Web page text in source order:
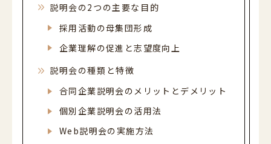
説明会の2つの主要な目的
採用活動の母集団形成
企業理解の促進と志望度向上
説明会の種類と特徴
合同企業説明会のメリットとデメリット
個別企業説明会の活用法
Web説明会の実施方法